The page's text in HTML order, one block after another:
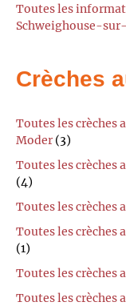
Toutes les
Schweighouse-
Crèches
Toutes les crèches
Moder (3)
Toutes les
(4)
Toutes les crèches
Toutes les crèches
(1)
Toutes les crèches
Toutes les